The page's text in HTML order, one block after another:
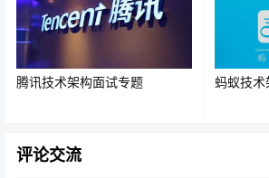
新生代垃圾收集器
1.Serial串行收集器-复制算法
Serial收集器是新生代单线程收集器，
腾讯技术架构面试专题 蚂蚁技
评论交流